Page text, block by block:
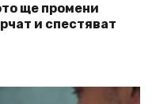
ще промени
и спестяват